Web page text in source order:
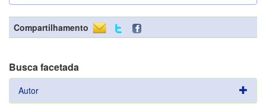
Compartilhamento
Busca facetada
Autor